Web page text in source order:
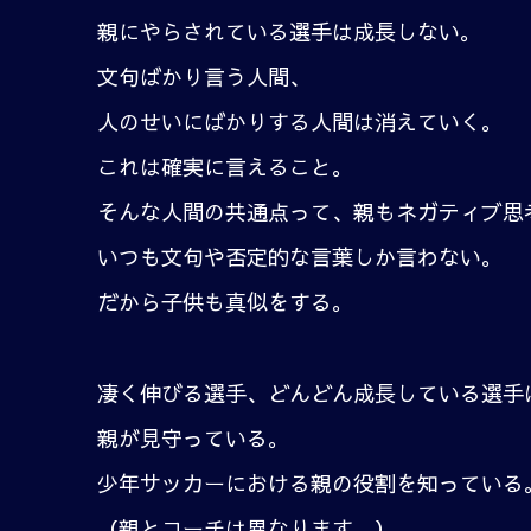
親にやらされている選手は成長しない。
文句ばかり言う人間、
人のせいにばかりする人間は消えていく。
これは確実に言えること。
そんな人間の共通点って、親もネガティブ思
いつも文句や否定的な言葉しか言わない。
だから子供も真似をする。
凄く伸びる選手、どんどん成長している選手
親が見守っている。
少年サッカーにおける親の役割を知っている。